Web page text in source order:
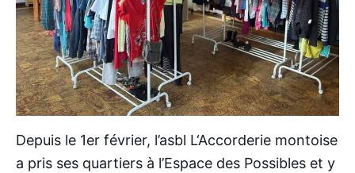
Depuis le 1er février, l’asbl L‘Accorderie montoise
a pris ses quartiers à l’Espace des Possibles et y